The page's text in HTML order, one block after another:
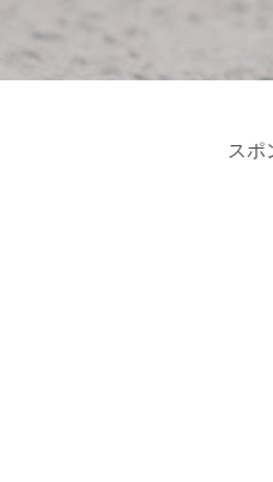
スポ